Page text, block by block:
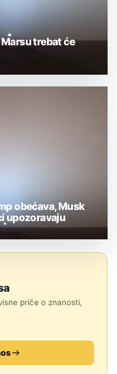
trebat će
obećava, Musk
upozoravaju
priče o znanosti,